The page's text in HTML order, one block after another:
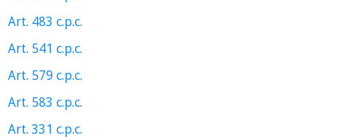
Art. 483 c.p.c.
Art. 541 c.p.c.
Art. 579 c.p.c.
Art. 583 c.p.c.
Art. 331 c.p.c.